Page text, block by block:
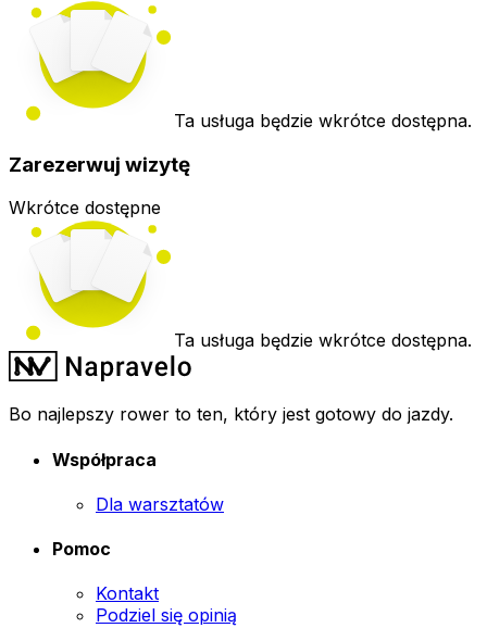
Ta usługa będzie wkrótce dostępna.
Zarezerwuj wizytę
Wkrótce dostępne
Ta usługa będzie wkrótce dostępna.
Bo najlepszy rower to ten, który jest gotowy do jazdy.
Współpraca
Dla warsztatów
Pomoc
Kontakt
Podziel się opinią